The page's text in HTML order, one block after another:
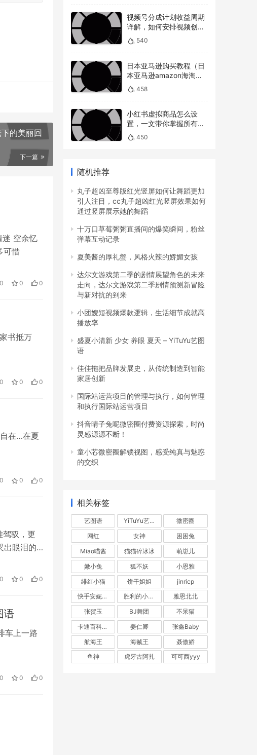
的美丽回
下一篇
迷 空余忆
可惜
0 0 0
书抵万
0 0 0
在…在夏
0 0 0
驾驭，更
出眼泪的
0 0 0
语
车上一路
0 0 0
视频号分成计划收益周期
详解，如何安排视频创作
和提现时间？
540
日本亚马逊购买教程（日
本亚马逊amazon海淘下
单教程攻略）
458
小红书虚拟商品怎么设
置，一文带你掌握所有操
作 450
随机推荐
丸子超凶至尊版红光竖屏如何让舞蹈更加
引人注目，cc丸子超凶红光竖屏效果如何
通过竖屏展示她的舞蹈
十万口草莓粥粥直播间的爆笑瞬间，粉丝
弹幕互动记录
夏美酱的厚礼蟹，风格火辣的娇媚女孩
达尔文游戏第二季的剧情展望角色的未来
走向，达尔文游戏第二季剧情预测新冒险
与新对抗的到来
小团嫂短视频爆款逻辑，生活细节成就高
播放率
盛夏小清新 少女 养眼 夏天 – YiTuYu艺图
语
佳佳拖把品牌发展史，从传统制造到智能
家居创新
国际站运营项目的管理与执行，如何管理
和执行国际站运营项目
抖音晴子兔呢微密圈付费资源探索，时尚
灵感源源不断！
童小芯微密圈解锁视图，感受纯真与魅惑
的交织
相关标签
艺图语 YiTuYu艺图语
微密圈
网红
女神
困困兔
Miao喵酱
猫猫碎冰冰
萌崽儿
嫩小兔
狐不妖
小恩雅
绯红小猫
饼干姐姐
jinricp
快手安妮朵朵
胜利的小生活
雅恩北北
张贺玉
BJ舞团
不呆猫
卡通百科老王
姜仁卿
张鑫Baby
航海王
海贼王
聂傲娇
鱼神
虎牙古阿扎 可可西yyy